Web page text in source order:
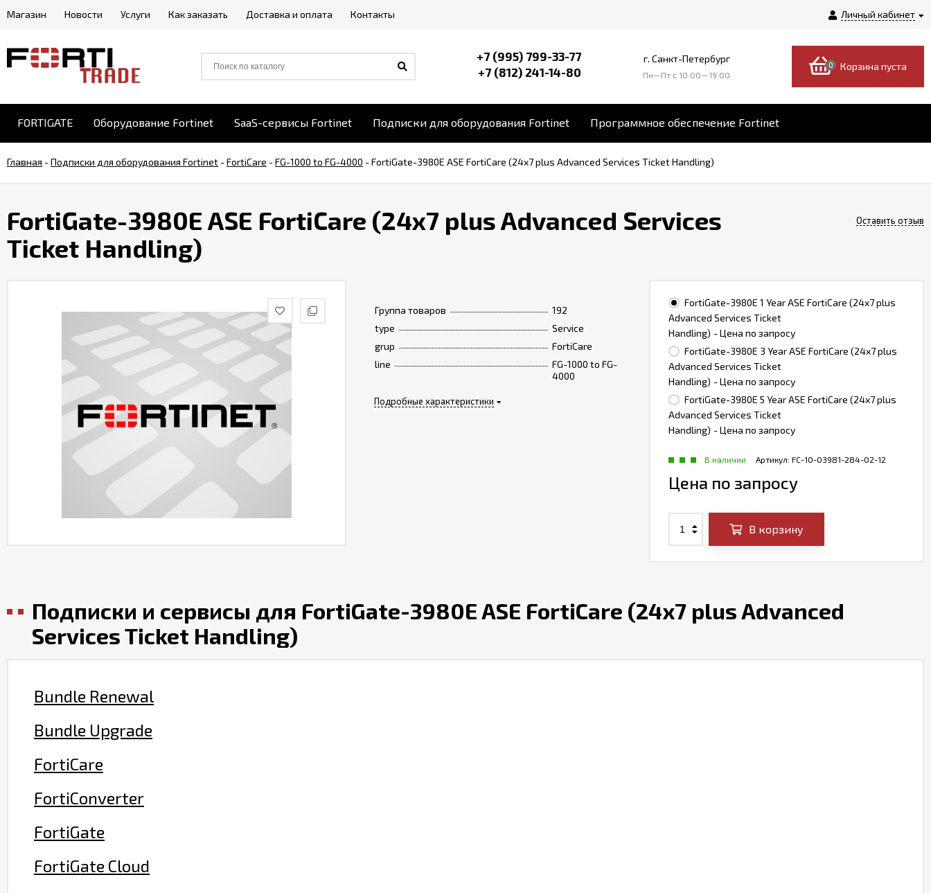
Личный кабинет
Магазин Новости Услуги Как заказать Доставка и оплата Контакты
+7 (995) 799-33-77
+7 (812) 241-14-80
г. Санкт-Петербург
Пн—Пт c 10:00—19:00
0 Корзина пуста
FORTIGATE Оборудование Fortinet SaaS-сервисы Fortinet Подписки для оборудования Fortinet Программное обеспечение Fortinet
Главная -Подписки для оборудования Fortinet -FortiCare -FG-1000 to FG-4000 -FortiGate-3980E ASE FortiCare (24x7 plus Advanced Services Ticket Handling)
FortiGate-3980E ASE FortiCare (24x7 plus Advanced Services
Ticket Handling)
Оставить отзыв
Группа товаров
192
type
Service
grup
FortiCare
line
FG-1000 to FG-
4000
Подробные характеристики
FortiGate-3980E 1 Year ASE FortiCare (24x7 plus
Advanced Services Ticket
Handling) - Цена по запросу
FortiGate-3980E 3 Year ASE FortiCare (24x7 plus
Advanced Services Ticket
Handling) - Цена по запросу
FortiGate-3980E 5 Year ASE FortiCare (24x7 plus
Advanced Services Ticket
Handling) - Цена по запросу
Артикул: FC-10-03981-284-02-12
В наличии
Цена по запросу
В корзину
Подписки и сервисы для FortiGate-3980E ASE FortiCare (24x7 plus Advanced
Services Ticket Handling)
Bundle Renewal
Bundle Upgrade
FortiCare
FortiConverter
FortiGate
FortiGate Cloud